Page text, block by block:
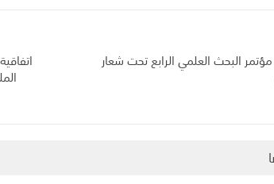
البحث العلمي الرابع تحت شعار